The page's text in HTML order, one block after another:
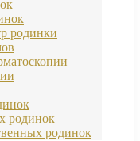
родинки
родинок
родинок